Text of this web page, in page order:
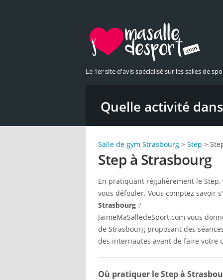
Le 1er site d'avis spécialisé sur les salles de
Quelle activité
Salle de gym Strasbourg > Step >
Step à Strasbourg
En pratiquant régulièrement le
vous défouler. Vous comptez savoir
Strasbourg ?
JaimeMaSalledeSport.com vous
de Strasbourg proposant des
des internautes avant de faire votre
Où pratiquer le Step à